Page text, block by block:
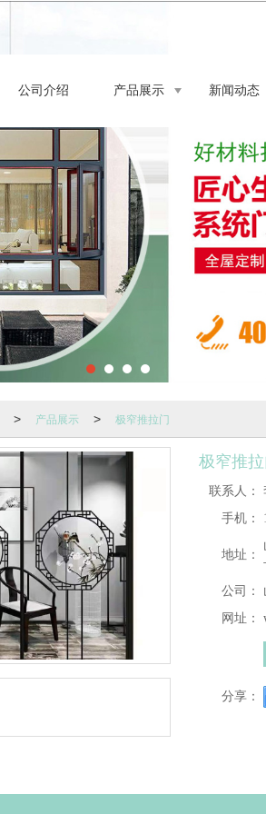
公司介绍 产品展示 新闻动态
> 产品展示 > 极窄推拉门
极窄推拉
联系人：
手机：
地址：
公司：
网址：
分享：